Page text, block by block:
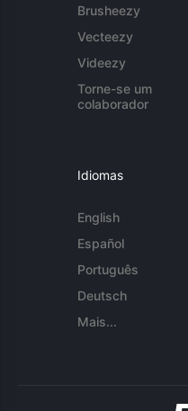
Brusheezy
Vecteezy
Videezy
Torne-se um
colaborador
Idiomas
English
Español
Português
Deutsch
Mais...